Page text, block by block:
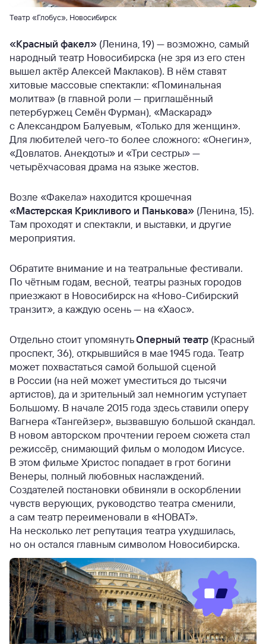
Театр «Глобус», Новосибирск
«Красный факел» (Ленина, 19) — возможно, самый
народный театр Новосибирска (не зря из его стен
вышел актёр Алексей Маклаков). В нём ставят
хитовые массовые спектакли: «Поминальная
молитва» (в главной роли — приглашённый
петербуржец Семён Фурман), «Маскарад»
с Александром Балуевым, «Только для женщин».
Для любителей чего-то более сложного: «Онегин»,
«Довлатов. Анекдоты» и «Три сестры» —
четырёхчасовая драма на языке жестов.
Возле «Факела» находится крошечная
«Мастерская Крикливого и Панькова» (Ленина, 15).
Там проходят и спектакли, и выставки, и другие
мероприятия.
Обратите внимание и на театральные фестивали.
По чётным годам, весной, театры разных городов
приезжают в Новосибирск на «Ново-Сибирский
транзит», а каждую осень — на «Хаос».
Отдельно стоит упомянутьОперный театр (Красный
проспект, 36), открывшийся в мае 1945 года. Театр
может похвастаться самой большой сценой
в России (на ней может уместиться до тысячи
артистов), да и зрительный зал немногим уступает
Большому. В начале 2015 года здесь ставили оперу
Вагнера «Тангейзер», вызвавшую большой скандал.
В новом авторском прочтении героем сюжета стал
режиссёр, снимающий фильм о молодом Иисусе.
В этом фильме Христос попадает в грот богини
Венеры, полный любовных наслаждений.
Создателей постановки обвиняли в оскорблении
чувств верующих, руководство театра сменили,
а сам театр переименовали в «НОВАТ».
На несколько лет репутация театра ухудшилась,
но он остался главным символом Новосибирска.